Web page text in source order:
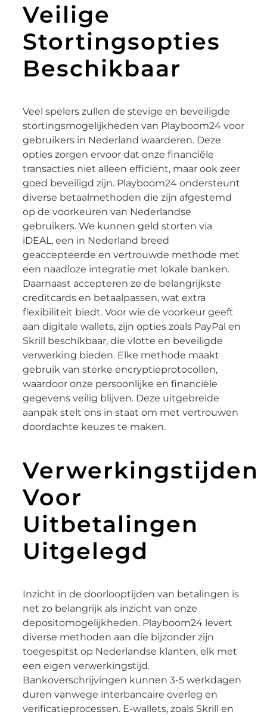
Veilige
Stortingsopties
Beschikbaar
Veel spelers zullen de stevige en beveiligde
stortingsmogelijkheden van Playboom24 voor
gebruikers in Nederland waarderen. Deze
opties zorgen ervoor dat onze financiële
transacties niet alleen efficiënt, maar ook zeer
goed beveiligd zijn. Playboom24 ondersteunt
diverse betaalmethoden die zijn afgestemd
op de voorkeuren van Nederlandse
gebruikers. We kunnen geld storten via
iDEAL, een in Nederland breed
geaccepteerde en vertrouwde methode met
een naadloze integratie met lokale banken.
Daarnaast accepteren ze de belangrijkste
creditcards en betaalpassen, wat extra
flexibiliteit biedt. Voor wie de voorkeur geeft
aan digitale wallets, zijn opties zoals PayPal en
Skrill beschikbaar, die vlotte en beveiligde
verwerking bieden. Elke methode maakt
gebruik van sterke encryptieprotocollen,
waardoor onze persoonlijke en financiële
gegevens veilig blijven. Deze uitgebreide
aanpak stelt ons in staat om met vertrouwen
doordachte keuzes te maken.
Verwerkingstijden
Voor
Uitbetalingen
Uitgelegd
Inzicht in de doorlooptijden van betalingen is
net zo belangrijk als inzicht van onze
depositomogelijkheden. Playboom24 levert
diverse methoden aan die bijzonder zijn
toegespitst op Nederlandse klanten, elk met
een eigen verwerkingstijd.
Bankoverschrijvingen kunnen 3-5 werkdagen
duren vanwege interbancaire overleg en
verificatieprocessen. E-wallets, zoals Skrill en